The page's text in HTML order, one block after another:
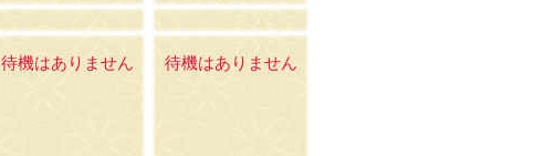
待機はありません 待機はありません